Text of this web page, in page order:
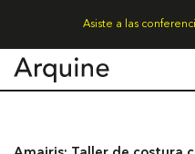
Asiste a las